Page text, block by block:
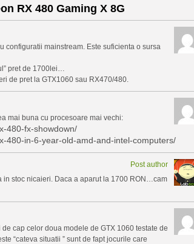
RX 480 Gaming X 8G
configuratii mainstream. Este suficienta o sursa
pret de 1700lei…
de pret la GTX1060 sau RX470/480.
mai buna cu procesoare mai vechi:
480-fx-showdown/
480-in-6-year-old-amd-and-intel-computers/
Post author
in stoc nicaieri. Daca a aparut la 1700 RON…cam
cap celor doua modele de GTX 1060 testate de
“cateva situatii ” sunt de fapt jocurile care